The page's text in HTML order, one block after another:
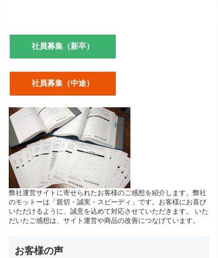
社員募集（新卒）
社員募集（中途）
弊社運営サイトに寄せられたお客様のご感想を紹介します。弊社
のモットーは「親切・誠実・スピーディ」です。お客様にお喜び
いただけるように、誠意を込めて対応させていただきます。 いた
だいたご感想は、サイト運営や商品の改善につなげています。
お客様の声